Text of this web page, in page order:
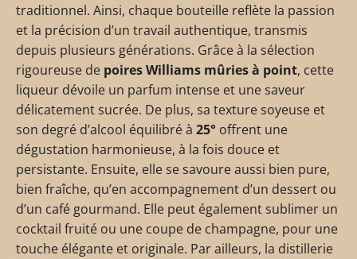
traditionnel. Ainsi, chaque bouteille reflète la passion
et la précision d’un travail authentique, transmis
depuis plusieurs générations. Grâce à la sélection
rigoureuse de poires Williams mûries à point, cette
liqueur dévoile un parfum intense et une saveur
délicatement sucrée. De plus, sa texture soyeuse et
son degré d’alcool équilibré à 25° offrent une
dégustation harmonieuse, à la fois douce et
persistante. Ensuite, elle se savoure aussi bien pure,
bien fraîche, qu’en accompagnement d’un dessert ou
d’un café gourmand. Elle peut également sublimer un
cocktail fruité ou une coupe de champagne, pour une
touche élégante et originale. Par ailleurs, la distillerie